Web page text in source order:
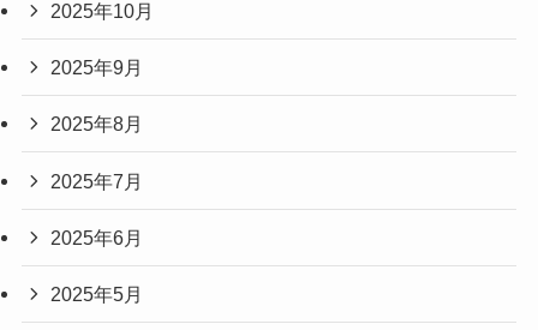
2025年10月
2025年9月
2025年8月
2025年7月
2025年6月
2025年5月